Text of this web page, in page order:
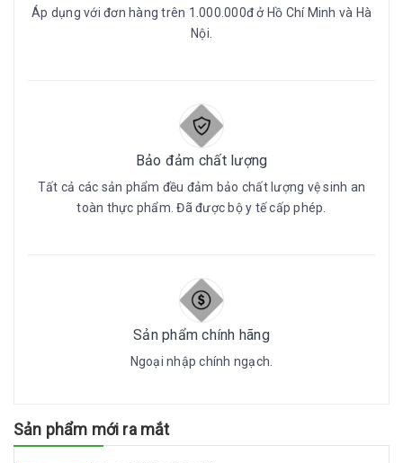
Áp dụng với đơn hàng trên 1.000.000đ ở Hồ Chí Minh và Hà
Nội.
Bảo đảm chất lượng
Tất cả các sản phẩm đều đảm bảo chất lượng vệ sinh an
toàn thực phẩm. Đã được bộ y tế cấp phép.
Sản phẩm chính hãng
Ngoại nhập chính ngạch.
Sản phẩm mới ra mắt